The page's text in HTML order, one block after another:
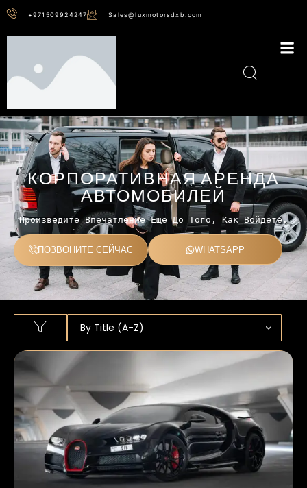
+971509924247 Sales@luxmotorsdxb.com
КОРПОРАТИВНАЯ АРЕНДА
АВТОМОБИЛЕЙ
Произведите Впечатление Еще До Того, Как Войдете.
ПОЗВОНИТЕ СЕЙЧАС WHATSAPP
SORT BY
Sort content
By Title (A-Z)
Sort content